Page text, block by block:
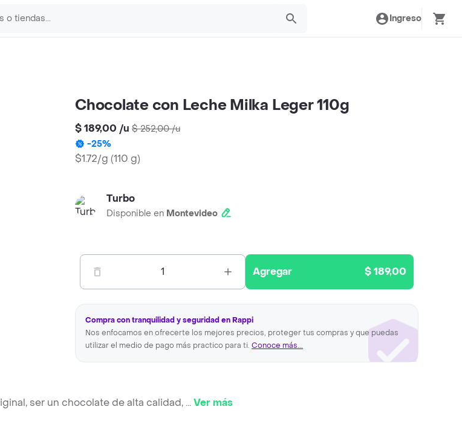
Ingreso
Chocolate con Leche Milka Leger 110g
$ 189,00 /u $ 252,00/u
-25%
$1.72/g (110 g)
Turbo
Disponible en Montevideo
1 Agregar $ 189,00
Compra con tranquilidad y seguridad en Rappi
Nos enfocamos en ofrecerte los mejores precios, proteger tus compras y que puedas
utilizar el medio de pago más practico para ti. Conoce más...
ser un chocolate de alta calidad, ...Ver más